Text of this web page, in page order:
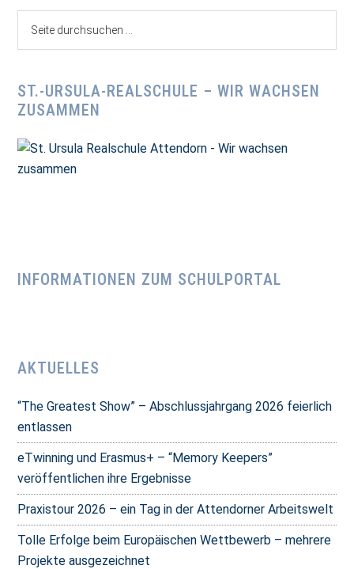
ST.-URSULA-REALSCHULE – WIR WACHSEN
ZUSAMMEN
INFORMATIONEN ZUM SCHULPORTAL
AKTUELLES
“The Greatest Show” – Abschlussjahrgang 2026 feierlich
entlassen
eTwinning und Erasmus+ – “Memory Keepers”
veröffentlichen ihre Ergebnisse
Praxistour 2026 – ein Tag in der Attendorner Arbeitswelt
Tolle Erfolge beim Europäischen Wettbewerb – mehrere
Projekte ausgezeichnet